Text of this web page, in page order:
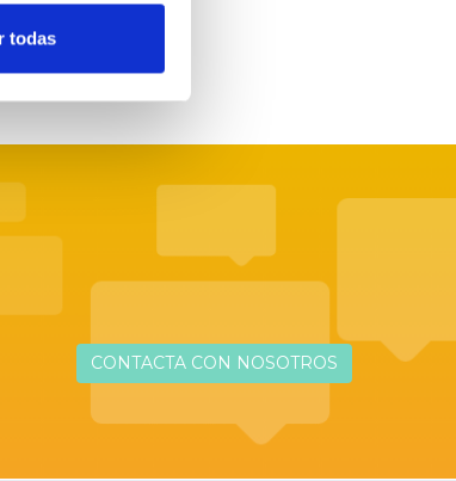
todas
los traficantes
CONTACTA CON NOSOTROS